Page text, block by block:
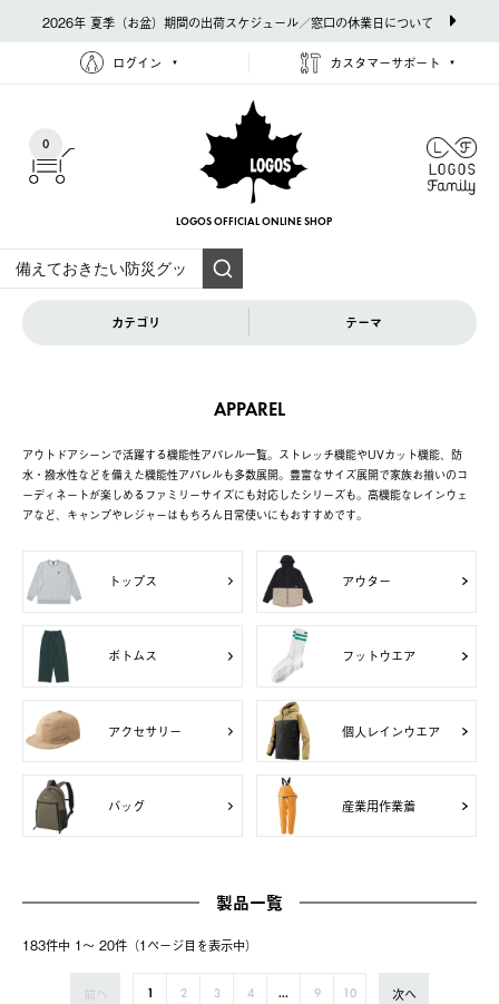
2026年 夏季（お盆）期間の出荷スケジュール／窓口の休業日について
ログイン カスタマーサポート
0
LOGOS OFFICIAL ONLINE SHOP
カテゴリ テーマ
APPAREL
アウトドアシーンで活躍する機能性アパレル一覧。ストレッチ機能やUVカット機能、防
水・撥水性などを備えた機能性アパレルも多数展開。豊富なサイズ展開で家族お揃いのコ
ーディネートが楽しめるファミリーサイズにも対応したシリーズも。高機能なレインウェ
アなど、キャンプやレジャーはもちろん日常使いにもおすすめです。
トップス アウター
ボトムス フットウエア
アクセサリー 個人レインウエア
バッグ 産業用作業着
製品一覧
183件中 1〜 20件（1ページ⽬を表⽰中）
前へ 1 2 3 4 ... 9 10 次へ